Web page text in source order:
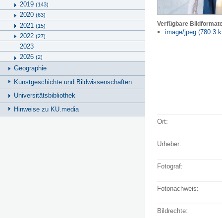
2019 (143)
2020 (63)
2021 (15)
2022 (27)
2023
2026 (2)
Geographie
Kunstgeschichte und Bildwissenschaften
Universitätsbibliothek
Hinweise zu KU.media
Verfügbare
image/jpeg (780.3
Ort:
Urheber:
Fotograf:
Fotonachweis:
Bildrechte: